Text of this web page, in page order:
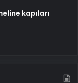
kapıları